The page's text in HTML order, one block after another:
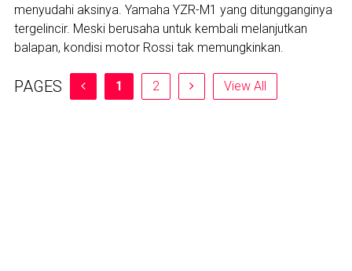
menyudahi aksinya. Yamaha YZR-M1 yang ditungganginya
tergelincir. Meski berusaha untuk kembali melanjutkan
balapan, kondisi motor Rossi tak memungkinkan.
PAGES 1 2 View All